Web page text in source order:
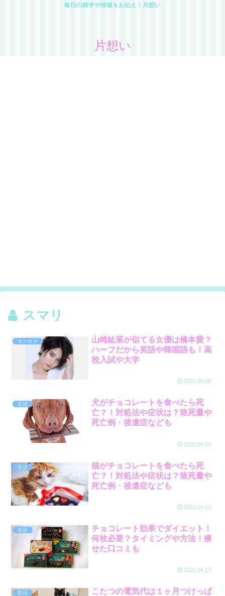
毎日の雑学や情報をお伝え！片想い
片想い
スマリ
エンタメ
山崎紘菜が似てる女優は橋本愛？
ハーフだから英語や韓国語も！高
校入試や大学
2022.09.06
生活
犬がチョコレートを食べたら死
亡？！対処法や症状は？致死量や
死亡例・後遺症なども
2022.04.13
生活
猫がチョコレートを食べたら死
亡？！対処法や症状は？致死量や
死亡例・後遺症なども
2022.04.13
生活
チョコレート効果でダイエット！
何枚必要？タイミングや方法！痩
せた口コミも
2022.04.13
生活
こたつの電気代は１ヶ月つけっぱ